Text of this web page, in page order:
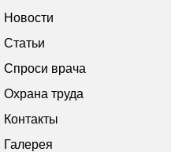
Новости
Статьи
Спроси врача
Охрана труда
Контакты
Галерея